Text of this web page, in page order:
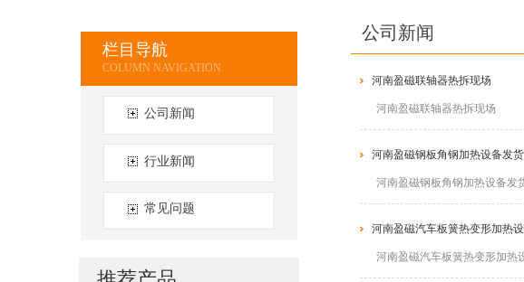
栏目导航
公司新闻
行业新闻
常见问题
公司新闻
河南盈磁联轴器热拆现场
河南盈磁联轴器热拆现场
河南盈磁钢板角钢加热设备发货
河南盈磁钢板角钢加热设备发
河南盈磁汽车板簧热变形加热
河南盈磁汽车板簧热变形加热